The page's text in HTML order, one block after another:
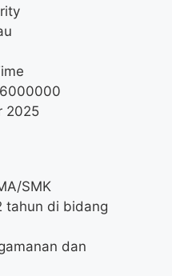
6000000
2025
SMK
tahun di bidang
dan